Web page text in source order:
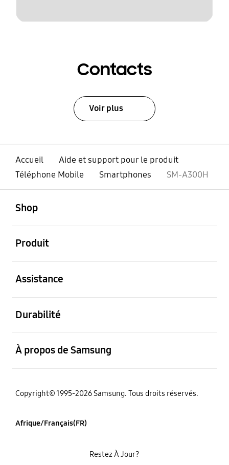
Contacts
Voir plus
Accueil
Aide et support pour le produit
Téléphone Mobile
Smartphones SM-A300H
Shop
Produit
Assistance
Durabilité
À propos de Samsung
Copyright© 1995-2026 Samsung. Tous droits réservés.
Afrique/Français(FR)
Restez À Jour?